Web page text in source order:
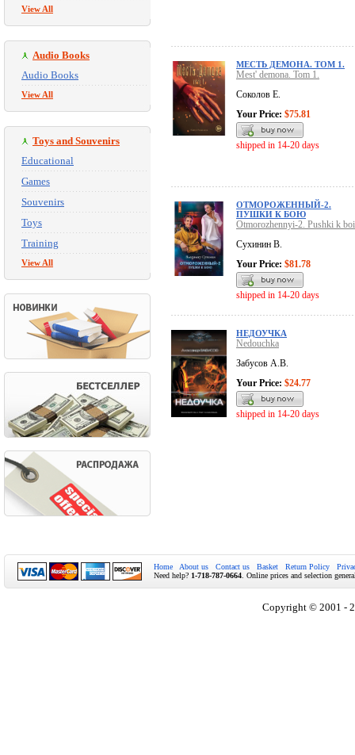
View All
Audio Books
Audio Books
View All
Toys and Souvenirs
Educational
Games
Souvenirs
Toys
Training
View All
МЕСТЬ ДЕМОНА. ТОМ 1.
Mest' demona. Tom 1.
Соколов Е.
Your Price: $75.81
shipped in 14-20 days
ОТМОРОЖЕННЫЙ-2.
ПУШКИ К БОЮ
Otmorozhennyi-2. Pushki k
Сухинин В.
Your Price: $81.78
shipped in 14-20 days
НЕДОУЧКА
Nedouchka
Забусов А.В.
Your Price: $24.77
shipped in 14-20 days
Home About us Contact us Basket Return Policy
Need help? 1-718-787-0664 . Online prices and selection
Copyright © 2001 -